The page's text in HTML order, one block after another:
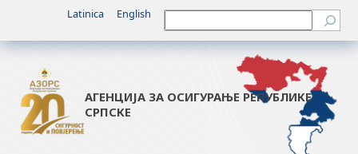
Latinica English Претрага
АГЕНЦИЈА ЗА ОСИГУРАЊЕ РЕПУБЛИКЕ
СРПСКЕ